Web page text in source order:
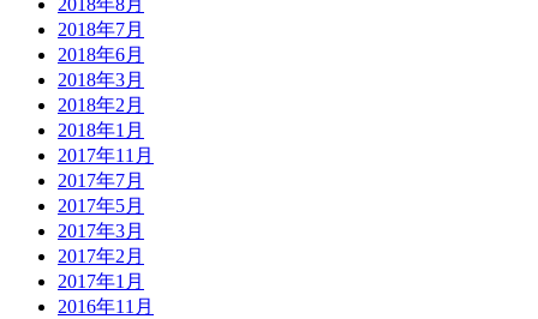
2018年8月
2018年7月
2018年6月
2018年3月
2018年2月
2018年1月
2017年11月
2017年7月
2017年5月
2017年3月
2017年2月
2017年1月
2016年11月